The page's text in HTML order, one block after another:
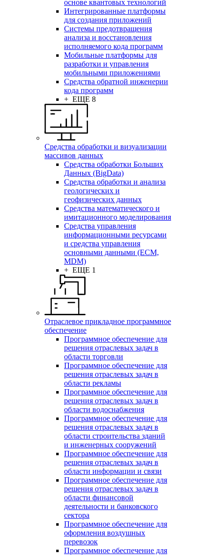
основе квантовых технологий
Интегрированные платформы
для создания приложений
Системы предотвращения
анализа и восстановления
исполняемого кода программ
Мобильные платформы для
разработки и управления
мобильными приложениями
Средства обратной инженерии
кода программ
+ ЕЩЕ 8
Средства обработки и визуализации
массивов данных
Средства обработки Больших
Данных (BigData)
Средства обработки и анализа
геологических и
геофизических данных
Средства математического и
имитационного моделирования
Средства управления
информационными ресурсами
и средства управления
основными данными (ECM,
MDM)
+ ЕЩЕ 1
Отраслевое прикладное программное
обеспечение
Программное обеспечение для
решения отраслевых задач в
области торговли
Программное обеспечение для
решения отраслевых задач в
области рекламы
Программное обеспечение для
решения отраслевых задач в
области водоснабжения
Программное обеспечение для
решения отраслевых задач в
области строительства зданий
и инженерных сооружений
Программное обеспечение для
решения отраслевых задач в
области информации и связи
Программное обеспечение для
решения отраслевых задач в
области финансовой
деятельности и банковского
сектора
Программное обеспечение для
оформления воздушных
перевозок
Программное обеспечение для